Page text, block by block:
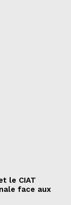
le CIAT
face aux